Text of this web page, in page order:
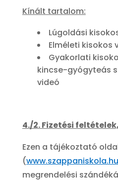
Kínált tartalom:
Lúgoldási
Elméleti kisokos
Gyakorlati
kincse-gyógyteás
videó
4./2. Fizetési
Ezen a tájékoztató
(www.szappaniskola.hu
megrendelési